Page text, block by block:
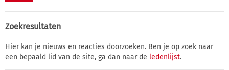
Zoekresultaten
Hier kan je nieuws en reacties doorzoeken. Ben je op zoek naar
een bepaald lid van de site, ga dan naar de ledenlijst.